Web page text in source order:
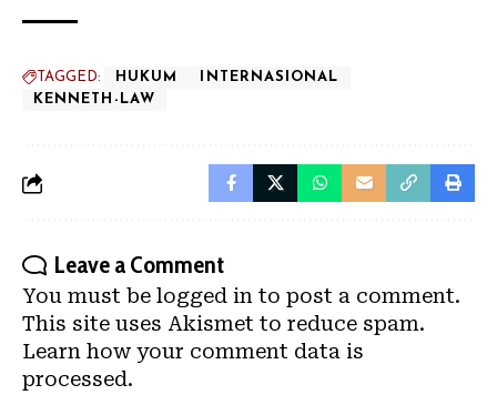
TAGGED: HUKUM
INTERNASIONAL
KENNETH-LAW
Leave a Comment
You must be logged in to post a comment.
This site uses Akismet to reduce spam.
Learn how your comment data is
processed.